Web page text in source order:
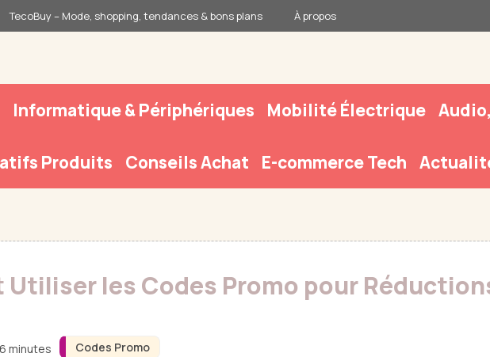
TecoBuy – Mode, shopping, tendances & bons plans À propos
Informatique & Périphériques Mobilité Électrique
Produits Conseils Achat E-commerce Tech
Codes Promo
les Codes Promo pour
minutes